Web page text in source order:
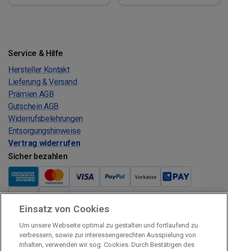
Service & Hilfe
Hersteller Kontakt
Lieferung & Versand
Prämien AGB
Gutschein AGB
Widerrufsbelehrungen
Entsorgungshinweise
Vertrag widerrufen
Sicher bezahlen
Verkauf und Versand
Kostenloser Versand:
Verkauf und Versand durch:
Einsatz von Cookies
Um unsere Webseite optimal zu gestalten und fortlaufend zu
verbessern, sowie zur interessengerechten Ausspielung von
Inhalten, verwenden wir sog. Cookies. Durch Bestätigen des